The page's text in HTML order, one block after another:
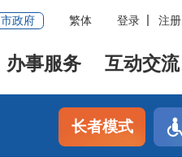
市政府 繁体 登录 注册
办事服务 互动交流
长者模式